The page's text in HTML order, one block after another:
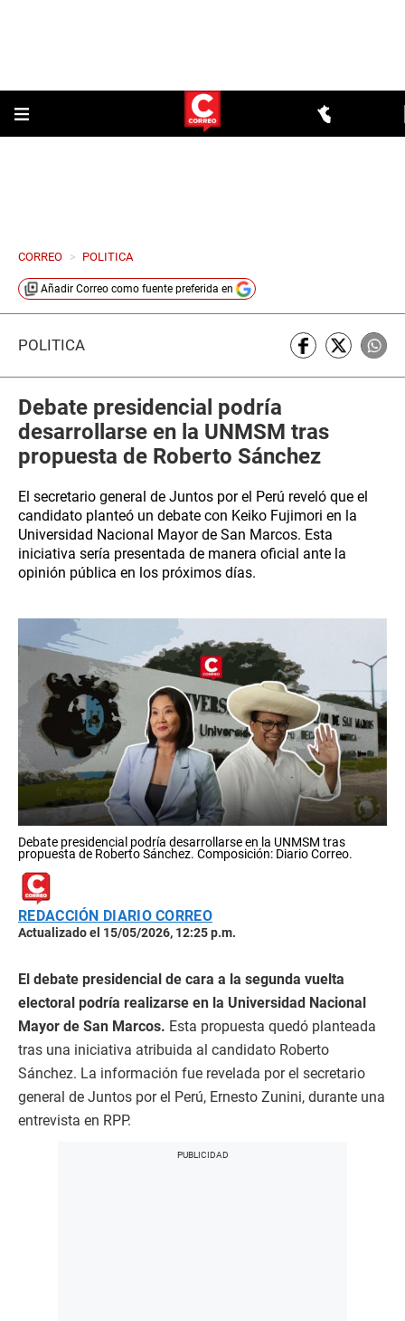
CORREO > POLITICA
Añadir Correo como fuente preferida en
POLÍTICA
Debate presidencial podría
desarrollarse en la UNMSM tras
propuesta de Roberto Sánchez
El secretario general de Juntos por el Perú reveló que el
candidato planteó un debate con Keiko Fujimori en la
Universidad Nacional Mayor de San Marcos. Esta
iniciativa sería presentada de manera oficial ante la
opinión pública en los próximos días.
Debate presidencial podría desarrollarse en la UNMSM tras
propuesta de Roberto Sánchez. Composición: Diario Correo.
REDACCIÓN DIARIO CORREO
Actualizado el 15/05/2026, 12:25 p.m.
El debate presidencial de cara a la segunda vuelta
electoral podría realizarse en la Universidad Nacional
Mayor de San Marcos. Esta propuesta quedó planteada
tras una iniciativa atribuida al candidato Roberto
Sánchez. La información fue revelada por el secretario
general de Juntos por el Perú, Ernesto Zunini, durante una
entrevista en RPP.